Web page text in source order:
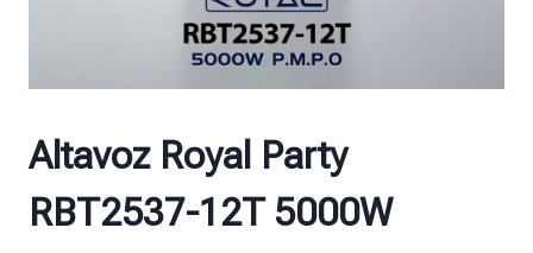
Altavoz Royal Party
RBT2537-12T 5000W